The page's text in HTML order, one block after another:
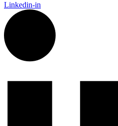
Linkedin-in